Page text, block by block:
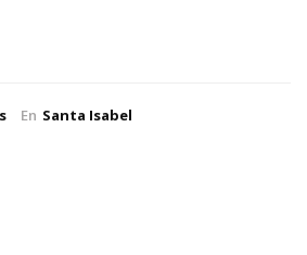
En Santa Isabel